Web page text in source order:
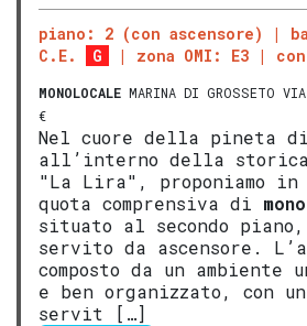
piano: 2 (con ascensore)
C.E.
G zona OMI: E3
MONOLOCALE MARINA DI GROSSETO
€
Nel cuore della pineta di
all’interno della storica
"La Lira", proponiamo in
quota comprensiva di
situato al secondo piano,
servito da ascensore.
composto da un
e ben organizzato, con
servit […]